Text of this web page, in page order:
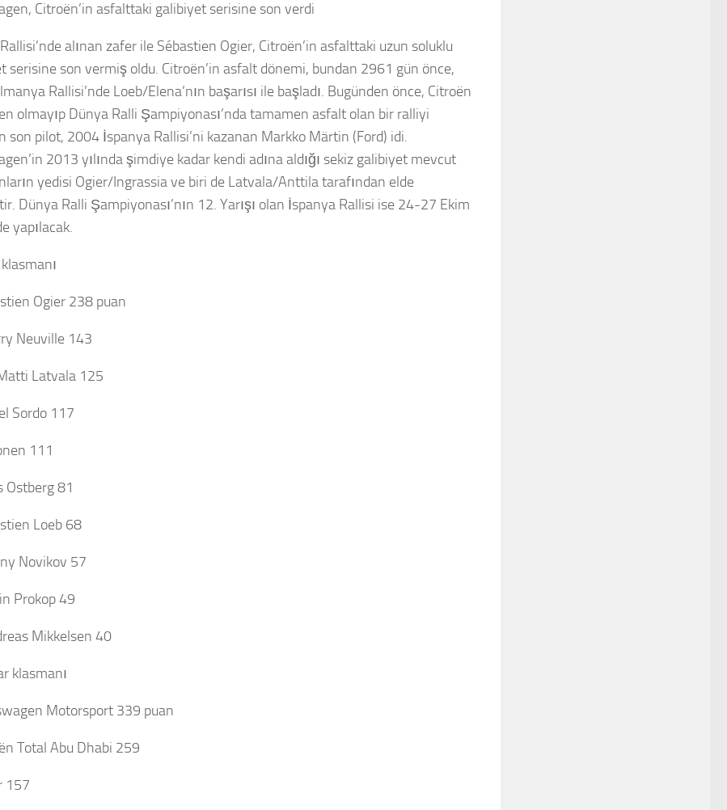
Citroën’in asfalttaki galibiyet serisine son verdi
alınan zafer ile Sébastien Ogier, Citroën’in asfalttaki uzun soluklu
serisine son vermiş oldu. Citroën’in asfalt dönemi, bundan 2961 gün önce,
Rallisi’nde Loeb/Elena’nın başarısı ile başladı. Bugünden önce, Citroën
olmayıp Dünya Ralli Şampiyonası’nda tamamen asfalt olan bir ralliyi
son pilot, 2004 İspanya Rallisi’ni kazanan Markko Märtin (Ford) idi.
2013 yılında şimdiye kadar kendi adına aldığı sekiz galibiyet mevcut
yedisi Ogier/Ingrassia ve biri de Latvala/Anttila tarafından elde
Dünya Ralli Şampiyonası’nın 12. Yarışı olan İspanya Rallisi ise 24-27 Ekim
yapılacak.
Ogier 238 puan
Neuville 143
Latvala 125
Sordo 117
111
Ostberg 81
Loeb 68
Novikov 57
Prokop 49
Mikkelsen 40
klasmanı
Motorsport 339 puan
Total Abu Dhabi 259
157